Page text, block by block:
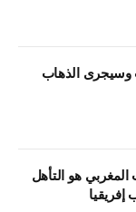
الذهاب
هو التأهل
إفريقيا